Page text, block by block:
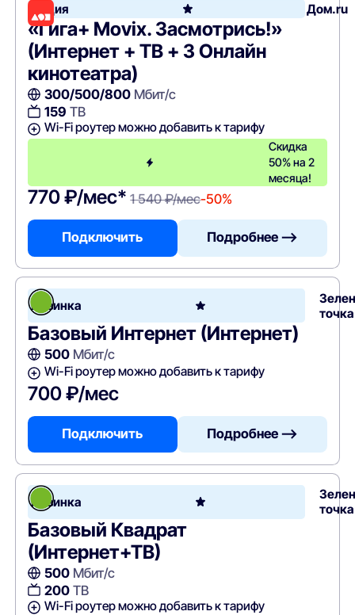
Акция Дом.ru
«Гига+ Movix. Засмотрись!»
(Интернет + ТВ + 3 Онлайн
кинотеатра)
300/500/800Мбит/с
159 ТВ
Wi-Fi роутер можно добавить к тарифу
Скидка
50% на 2
месяца!
770 ₽/мес* 1 540 ₽/мес-50%
Подключить Подробнее —>
Новинка
точка
Базовый Интернет (Интернет)
500Мбит/с
Wi-Fi роутер можно добавить к тарифу
700 ₽/мес
Подключить Подробнее —>
Новинка
точка
Базовый Квадрат
(Интернет+ТВ)
500Мбит/с
200ТВ
Wi-Fi роутер можно добавить к тарифу